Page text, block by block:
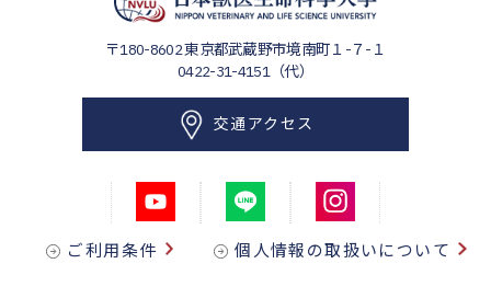
〒180-8602東京都武蔵野市境南町１-７-１
0422-31-4151（代）
交通アクセス
ご利用条件 個人情報の取扱いについて